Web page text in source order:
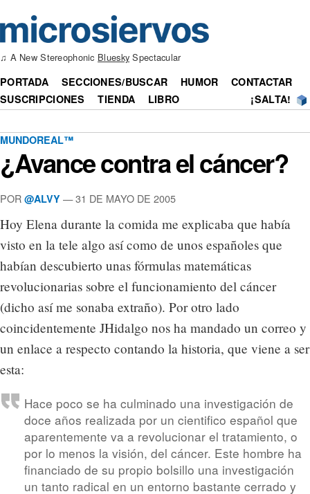
♫ A New Stereophonic Bluesky Spectacular
PORTADA SECCIONES/BUSCAR HUMOR
CONTACTAR
SUSCRIPCIONES
TIENDA LIBRO ¡SALTA!
MUNDOREAL™
¿Avance contra el cáncer?
POR @ALVY — 31 DE MAYO DE 2005
Hoy Elena durante la comida me explicaba que había
visto en la tele algo así como de unos españoles que
habían descubierto unas fórmulas matemáticas
revolucionarias sobre el funcionamiento del cáncer
(dicho así me sonaba extraño). Por otro lado
coincidentemente JHidalgo nos ha mandado un correo y
un enlace a respecto contando la historia, que viene a ser
esta:
Hace poco se ha culminado una investigación de
doce años realizada por un cientifico español que
aparentemente va a revolucionar el tratamiento, o
por lo menos la visión, del cáncer. Este hombre ha
financiado de su propio bolsillo una investigación
un tanto radical en un entorno bastante cerrado y